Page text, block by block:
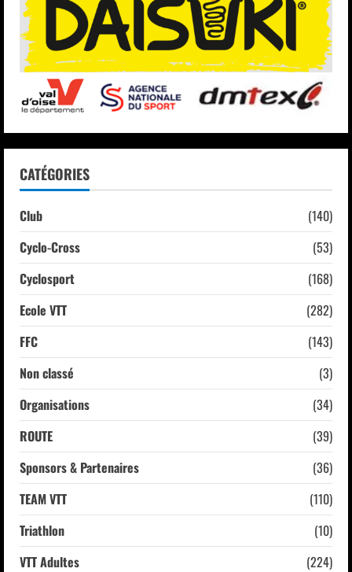
CATÉGORIES
Club
(140)
Cyclo-Cross
(53)
Cyclosport
(168)
Ecole VTT
(282)
FFC
(143)
Non classé
(3)
Organisations
(34)
ROUTE
(39)
Sponsors & Partenaires
(36)
TEAM VTT
(110)
Triathlon
(10)
VTT Adultes
(224)